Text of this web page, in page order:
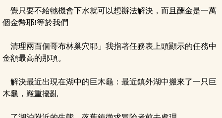
覺只要不給牠機會下水就可以想辦法解決，而且酬金是一萬
個金幣耶!等於我們
清理兩百個哥布林巢穴耶」我指著任務表上頭顯示的任務中
金額最高的那項。
解決最近出現在湖中的巨木龜：最近鎮外湖中搬來了一只巨
木龜，嚴重擾亂